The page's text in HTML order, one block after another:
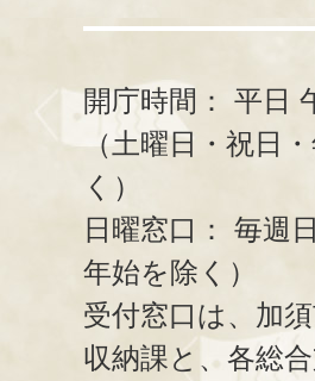
開庁時間： 平日
（土曜日・祝日
く）
日曜窓口： 毎週
年始を除く）
受付窓口は、加
収納課と、 各総